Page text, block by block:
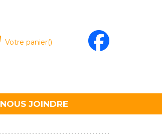
Votre panier()
NOUS JOINDRE